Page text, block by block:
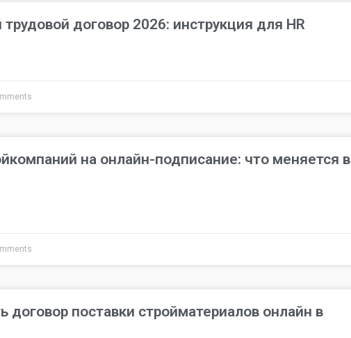
договор 2026: инструкция для HR
на онлайн-подписание: что меняется в
договор поставки стройматериалов онлайн в